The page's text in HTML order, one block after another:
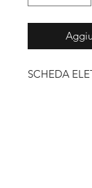
SCHEDA